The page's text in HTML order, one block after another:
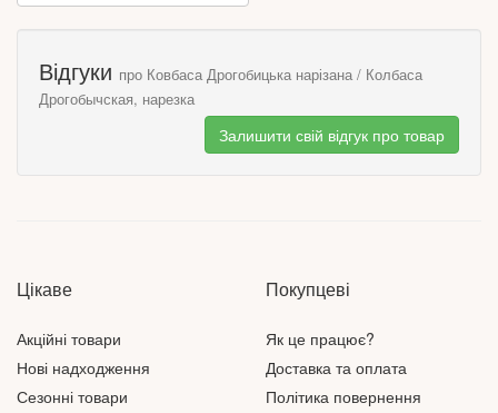
Відгуки про Ковбаса Дрогобицька нарізана / Колбаса
Дрогобычская, нарезка
Залишити свій відгук про товар
Цікаве
Акційні товари
Нові надходження
Сезонні товари
Покупцеві
Як це працює?
Доставка та оплата
Політика повернення